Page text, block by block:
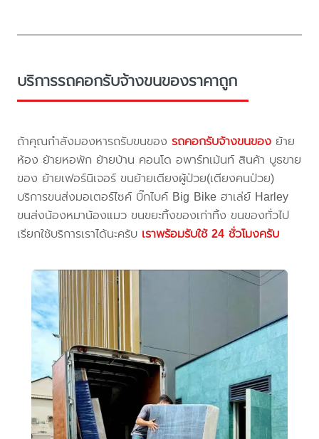
บริการรถคอกรับจ้างขนของราคาถูก
ถ้าคุณกำลังมองหารถรับขนของรถคอกรับจ้างขนของ ย้าย
ห้อง ย้ายหอพัก ย้ายบ้าน คอนโด อพาร์ทเม้นท์ สินค้า บูธขาย
ของ ย้ายเฟอร์นิเจอร์ ขนย้ายเตียงผู้ป่วย(เตียงคนป่วย)
บริการขนส่งมอเตอร์ไซค์ บิ๊กไบค์ Big Bike ฮาเล่ย์ Harley
ขนส่งน้องหมาน้องแมว ขนขยะทิ้งของเก่าทิ้ง ขนของทั่วไป
เรียกใช้บริการเราได้นะครับ เราพร้อมรับใช้ 24 ชั่วโมงครับ